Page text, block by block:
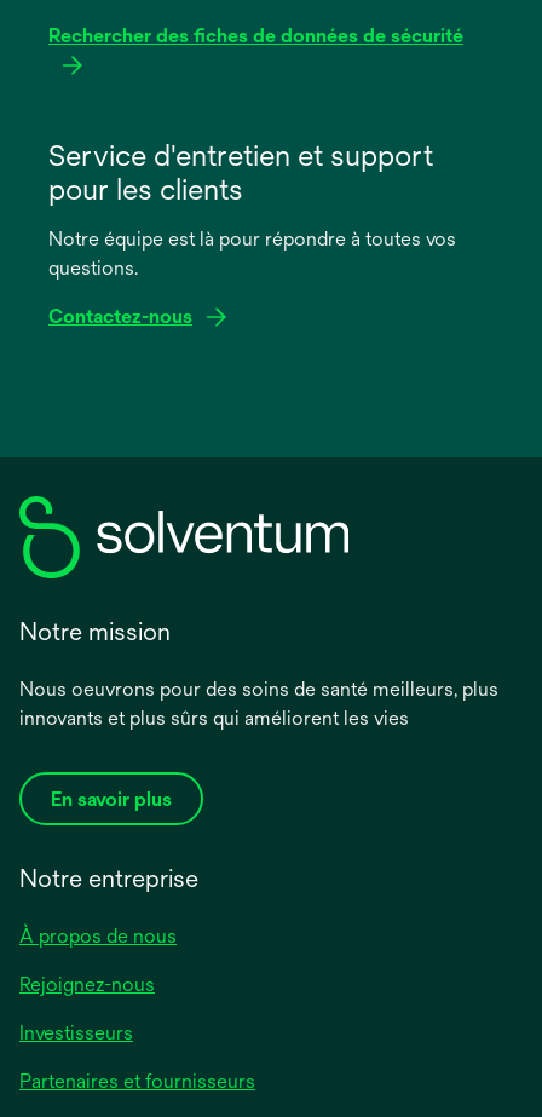
Rechercher des fiches de données de sécurité
dans
nouvel
onglet
Service d'entretien et support
pour les clients
Notre équipe est là pour répondre à toutes vos
questions.
Contactez-nous
Notre mission
Nous oeuvrons pour des soins de santé meilleurs, plus
innovants et plus sûrs qui améliorent les vies
En savoir plus
Notre entreprise
À propos de nous
Rejoignez-nous
Investisseurs
Partenaires et fournisseurs